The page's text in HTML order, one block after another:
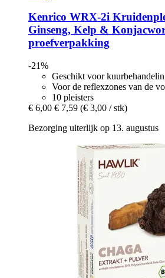
Kenrico WRX-​2i
Ginseng, Kelp &
proefverpakking
-21%
Geschikt voor
Voor de reflexzones van de
10 pleisters
€ 6,00 € 7,59 (€ 3,00 / stk)
Bezorging uiterlijk op 13. augustus